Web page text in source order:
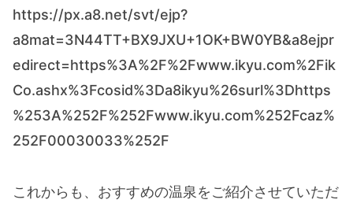
https://px.a8.net/svt/ejp?
a8mat=3N44TT+BX9JXU+1OK+BW0YB&a8ejpr
edirect=https%3A%2F%2Fwww.ikyu.com%2Fik
Co.ashx%3Fcosid%3Da8ikyu%26surl%3Dhttps
%253A%252F%252Fwww.ikyu.com%252Fcaz%
252F00030033%252F
これからも、おすすめの温泉をご紹介させていただ